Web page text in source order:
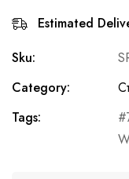
Estimated
Sku:
Category:
Tags: